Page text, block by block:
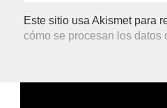
Este sitio usa Akismet para
cómo se procesan los datos